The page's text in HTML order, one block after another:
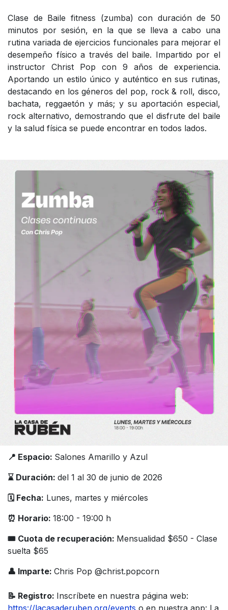
Clase de Baile fitness (zumba) con duración de 50
minutos por sesión, en la que se lleva a cabo una
rutina variada de ejercicios funcionales para mejorar el
desempeño físico a través del baile. Impartido por el
instructor Christ Pop con 9 años de experiencia.
Aportando un estilo único y auténtico en sus rutinas,
destacando en los géneros del pop, rock & roll, disco,
bachata, reggaetón y más; y su aportación especial,
rock alternativo, demostrando que el disfrute del baile
y la salud física se puede encontrar en todos lados.
📍 Espacio: Salones Amarillo y Azul
⌛️ Duración: del 1 al 30 de junio de 2026
🗓️ Fecha: Lunes, martes y miércoles
⏰ Horario: 18:00 - 19:00 h
🎟 Cuota de recuperación: Mensualidad $650 - Clase
suelta $65
👤 Imparte: Chris Pop @christ.popcorn
📝 Registro: Inscríbete en nuestra página web: